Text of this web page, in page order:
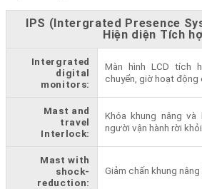
IPS (Intergrated Presence
Hiện diện Tích
Intergrated
digital
monitors:
Màn hình LCD tích
chuyển, giờ hoạt
Mast and
travel
Interlock:
Khóa khung nâng
người vận hành rời
Mast with
shock-
reduction:
Giảm chấn khung